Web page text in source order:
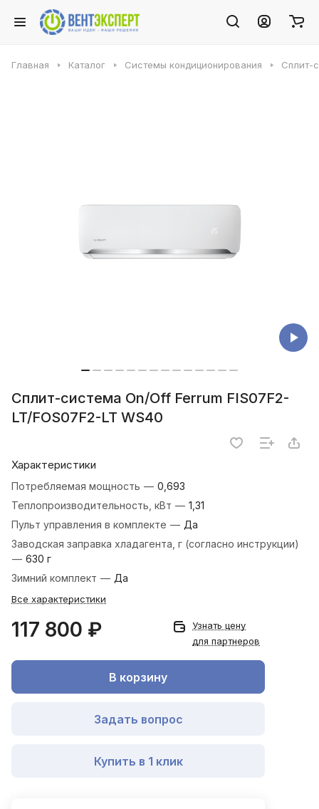
Главная Каталог Системы кондиционирования Сплит-
Сплит-система On/Off Ferrum FIS07F2-
LT/FOS07F2-LT WS40
Характеристики
Потребляемая мощность — 0,693
Теплопроизводительность, кВт — 1,31
Пульт управления в комплекте — Да
Заводская заправка хладагента, г (согласно инструкции)
— 630 г
Зимний комплект — Да
Все характеристики
117 800 ₽
Узнать цену
для партнеров
В корзину
Задать вопрос
Купить в 1 клик